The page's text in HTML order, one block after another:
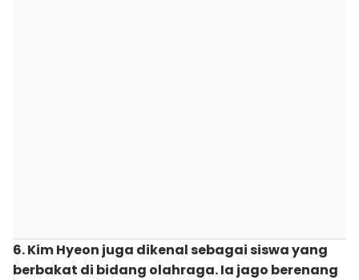
6. Kim Hyeon juga dikenal sebagai siswa yang
berbakat di bidang olahraga. Ia jago berenang